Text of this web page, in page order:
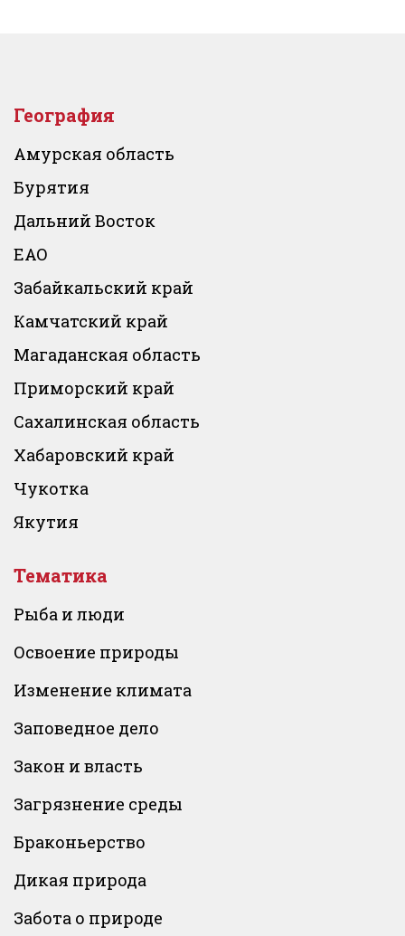
География
Амурская область
Бурятия
Дальний Восток
ЕАО
Забайкальский край
Камчатский край
Магаданская область
Приморский край
Сахалинская область
Хабаровский край
Чукотка
Якутия
Тематика
Рыба и люди
Освоение природы
Изменение климата
Заповедное дело
Закон и власть
Загрязнение среды
Браконьерство
Дикая природа
Забота о природе